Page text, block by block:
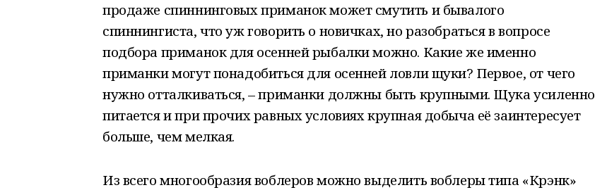
продаже спиннинговых приманок может смутить и бывалого
спиннингиста, что уж говорить о новичках, но разобраться в вопросе
подбора приманок для осенней рыбалки можно. Какие же именно
приманки могут понадобиться для осенней ловли щуки? Первое, от чего
нужно отталкиваться, – приманки должны быть крупными. Щука усиленно
питается и при прочих равных условиях крупная добыча её заинтересует
больше, чем мелкая.
Из всего многообразия воблеров можно выделить воблеры типа «Крэнк»